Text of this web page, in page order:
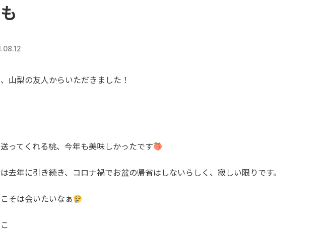
山梨の友人からいただきました！
ってくれる桃、今年も美味しかったです
去年に引き続き、コロナ禍でお盆の帰省はしないらしく、寂しい限りです。
そは会いたいなぁ